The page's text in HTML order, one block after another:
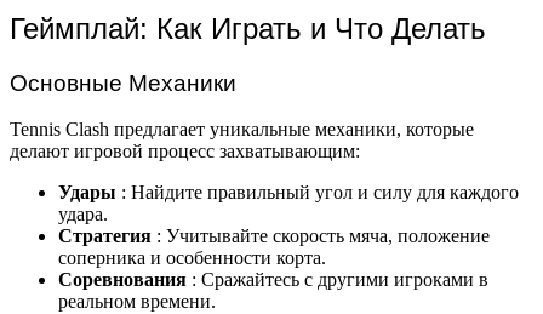
Геймплай: Как Играть и Что Делать
Основные Механики
Tennis Clash предлагает уникальные механики, которые
делают игровой процесс захватывающим:
Удары : Найдите правильный угол и силу для каждого
удара.
Стратегия : Учитывайте скорость мяча, положение
соперника и особенности корта.
Соревнования : Сражайтесь с другими игроками в
реальном времени.